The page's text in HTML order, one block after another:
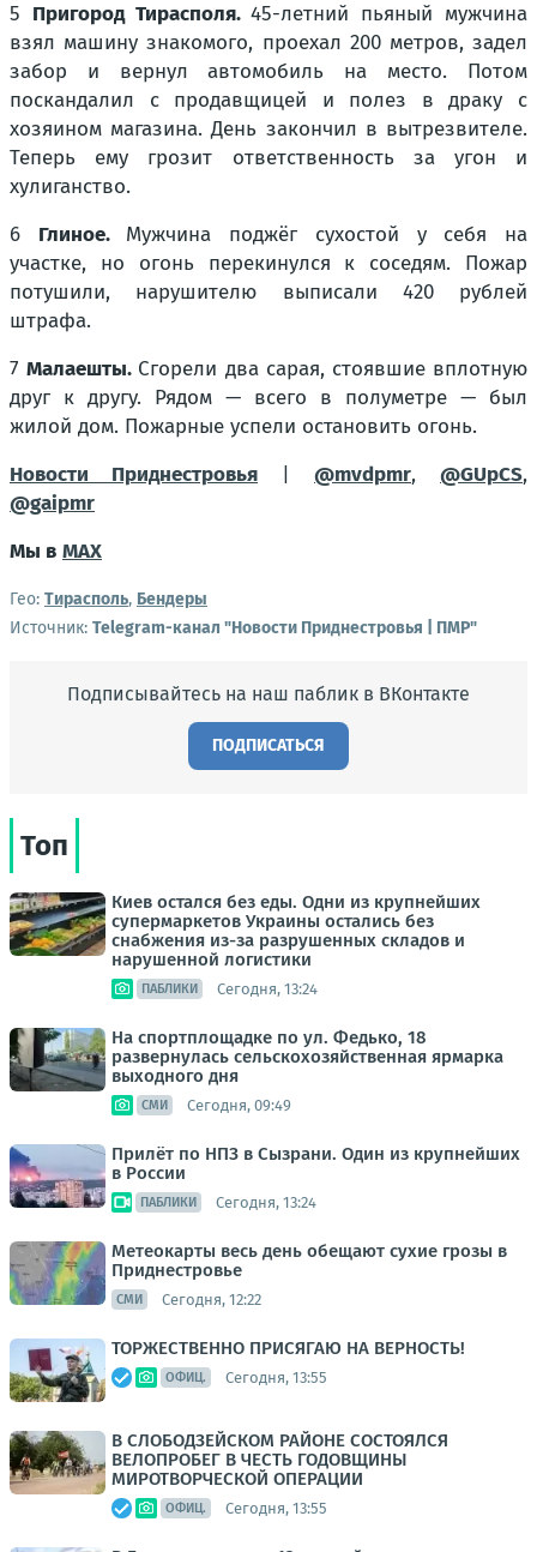
5 Пригород Тирасполя.45-летний пьяный мужчина
взял машину знакомого, проехал 200 метров, задел
забор и вернул автомобиль на место. Потом
поскандалил с продавщицей и полез в драку с
хозяином магазина. День закончил в вытрезвителе.
Теперь ему грозит ответственность за угон и
хулиганство.
6 Глиное. Мужчина поджёг сухостой у себя на
участке, но огонь перекинулся к соседям. Пожар
потушили, нарушителю выписали 420 рублей
штрафа.
7Малаешты. Сгорели два сарая, стоявшие вплотную
друг к другу. Рядом — всего в полуметре — был
жилой дом. Пожарные успели остановить огонь.
Новости Приднестровья
@mvdpmr, @GUpCS,
@gaipmr
Мы в MAX
Гео: Тирасполь, Бендеры
Источник: Telegram-канал "Новости Приднестровья | ПМР"
Подписывайтесь на наш паблик в ВКонтакте
ПОДПИСАТЬСЯ
Топ
Киев остался без еды. Одни из крупнейших
супермаркетов Украины остались без
снабжения из-за разрушенных складов и
нарушенной логистики
ПАБЛИКИ Сегодня, 13:24
На спортплощадке по ул. Федько, 18
развернулась сельскохозяйственная ярмарка
выходного дня
СМИ Сегодня, 09:49
Прилёт по НПЗ в Сызрани. Один из крупнейших
в России
ПАБЛИКИ Сегодня, 13:24
Метеокарты весь день обещают сухие грозы в
Приднестровье
СМИ Сегодня, 12:22
ТОРЖЕСТВЕННО ПРИСЯГАЮ НА ВЕРНОСТЬ!
ОФИЦ. Сегодня, 13:55
В СЛОБОДЗЕЙСКОМ РАЙОНЕ СОСТОЯЛСЯ
ВЕЛОПРОБЕГ В ЧЕСТЬ ГОДОВЩИНЫ
МИРОТВОРЧЕСКОЙ ОПЕРАЦИИ
ОФИЦ. Сегодня, 13:55